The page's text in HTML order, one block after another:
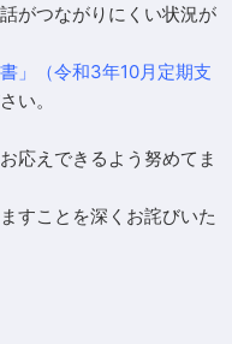
がつながりにくい状況が
書」（令和3年10月定期支
い。
応えできるよう努めてま
すことを深くお詫びいた